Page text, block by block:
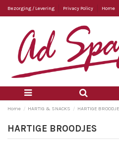
Bezorging / Levering Privacy Policy Home
Home HARTIG & SNACKS HARTIGE
HARTIGE BROODJES